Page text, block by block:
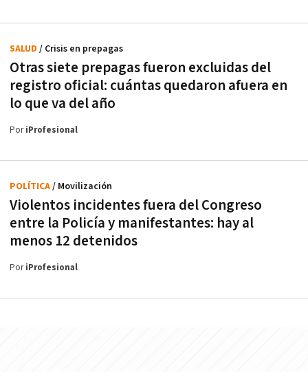
Otras siete prepagas fueron excluidas del
registro oficial: cuántas quedaron afuera en
lo que va del año
SALUD / Crisis en prepagas
PoriProfesional
Violentos incidentes fuera del Congreso
entre la Policía y manifestantes: hay al
menos 12 detenidos
POLÍTICA/ Movilización
PoriProfesional